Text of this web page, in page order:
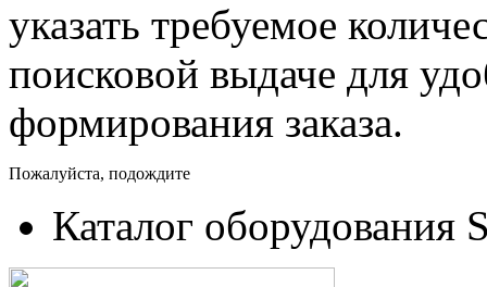
указать требуемое
поисковой выдаче для
формирования заказа.
Пожалуйста, подождите
Каталог оборудования